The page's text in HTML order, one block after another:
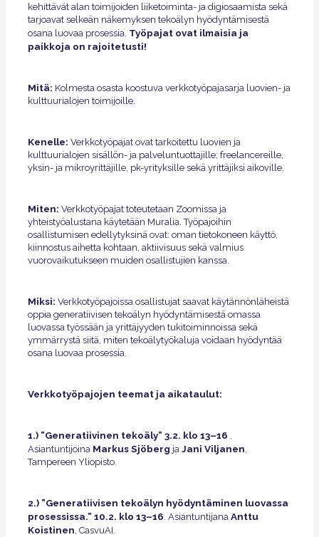
kehittävät alan toimijoiden liiketoiminta- ja digiosaamista sekä
tarjoavat selkeän näkemyksen tekoälyn hyödyntämisestä
osana luovaa prosessia. Työpajat ovat ilmaisia ja
paikkoja on rajoitetusti!
Mitä: Kolmesta osasta koostuva verkkotyöpajasarja luovien- ja
kulttuurialojen toimijoille.
Kenelle: Verkkotyöpajat ovat tarkoitettu luovien ja
kulttuurialojen sisällön- ja palveluntuottajille; freelancereille,
yksin- ja mikroyrittäjille, pk-yrityksille sekä yrittäjiksi aikoville.
Miten: Verkkotyöpajat toteutetaan Zoomissa ja
yhteistyöalustana käytetään Muralia. Työpajoihin
osallistumisen edellytyksinä ovat: oman tietokoneen käyttö,
kiinnostus aihetta kohtaan, aktiivisuus sekä valmius
vuorovaikutukseen muiden osallistujien kanssa.
Miksi: Verkkotyöpajoissa osallistujat saavat käytännönläheistä
oppia generatiivisen tekoälyn hyödyntämisestä omassa
luovassa työssään ja yrittäjyyden tukitoiminnoissa sekä
ymmärrystä siitä, miten tekoälytyökaluja voidaan hyödyntää
osana luovaa prosessia.
Verkkotyöpajojen teemat ja aikataulut:
1.) ”Generatiivinen tekoäly” 3.2. klo 13–16 .
Asiantuntijoina Markus Sjöberg ja Jani Viljanen,
Tampereen Yliopisto.
2.) ”Generatiivisen tekoälyn hyödyntäminen luovassa
prosessissa.” 10.2. klo 13–16. Asiantuntijana Anttu
Koistinen, CasvuAI.